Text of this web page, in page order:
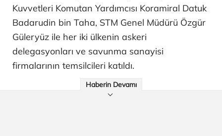
Kuvvetleri Komutan Yardımcısı Koramiral Datuk
Badarudin bin Taha, STM Genel Müdürü Özgür
Güleryüz ile her iki ülkenin askeri
delegasyonları ve savunma sanayisi
firmalarının temsilcileri katıldı.
Haberin Devamı